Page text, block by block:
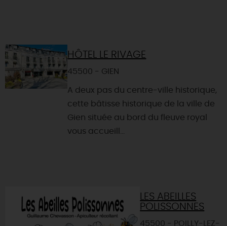
HÔTEL LE RIVAGE
45500 - GIEN
A deux pas du centre-ville historique,
cette bâtisse historique de la ville de
Gien située au bord du fleuve royal
vous accueill...
LES ABEILLES
POLISSONNES
45500 - POILLY-LEZ-